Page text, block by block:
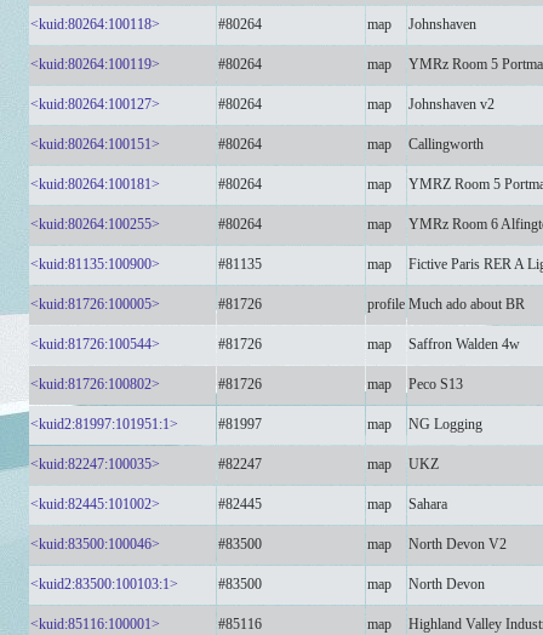
<kuid:80264:100118> #80264 map Johnshaven
<kuid:80264:100119> #80264 map YMRz Room 5
<kuid:80264:100127> #80264 map Johnshaven v2
<kuid:80264:100151> #80264 map Callingworth
<kuid:80264:100181> #80264 map YMRZ Room 5
<kuid:80264:100255> #80264 map YMRz Room 6
<kuid:81135:100900> #81135 map Fictive Paris RER A
<kuid:81726:100005> #81726 profile Much ado about BR
<kuid:81726:100544> #81726 map Saffron Walden 4w
<kuid:81726:100802> #81726 map Peco S13
<kuid2:81997:101951:1> #81997 map NG Logging
<kuid:82247:100035> #82247 map UKZ
<kuid:82445:101002> #82445 map Sahara
<kuid:83500:100046> #83500 map North Devon V2
<kuid2:83500:100103:1> #83500 map North Devon
<kuid:85116:100001> #85116 map Highland Valley